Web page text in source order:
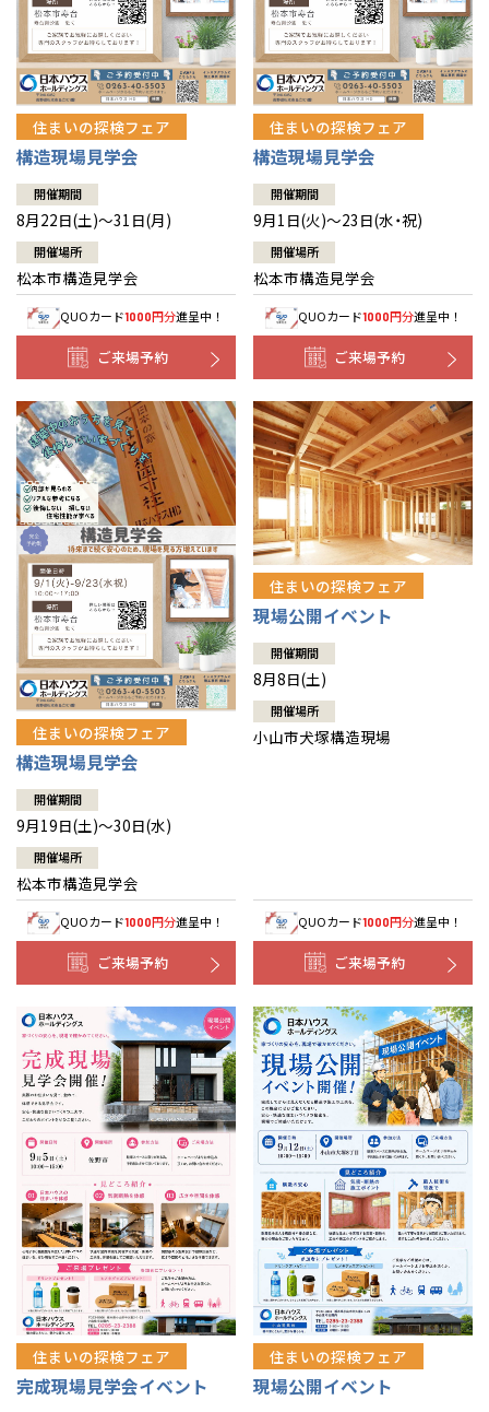
住まいの探検フェア
構造現場見学会
開催期間
8月22日(土)～31日(月)
開催場所
松本市構造見学会
QUOカード1000円分進呈中！
ご来場予約
住まいの探検フェア
構造現場見学会
開催期間
9月1日(火)～23日(水・祝)
開催場所
松本市構造見学会
QUOカード1000円分進呈中！
ご来場予約
住まいの探検フェア
構造現場見学会
開催期間
9月19日(土)～30日(水)
開催場所
松本市構造見学会
QUOカード1000円分進呈中！
ご来場予約
住まいの探検フェア
現場公開イベント
開催期間
8月8日(土)
開催場所
小山市犬塚構造現場
QUOカード1000円分進呈中！
ご来場予約
住まいの探検フェア
完成現場見学会イベント
住まいの探検フェア
現場公開イベント